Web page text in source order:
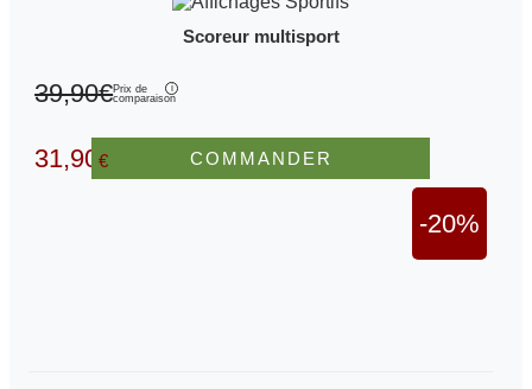
Scoreur multisport
39,90€Prix de
comparaison
31,90€
-20%
COMMANDER